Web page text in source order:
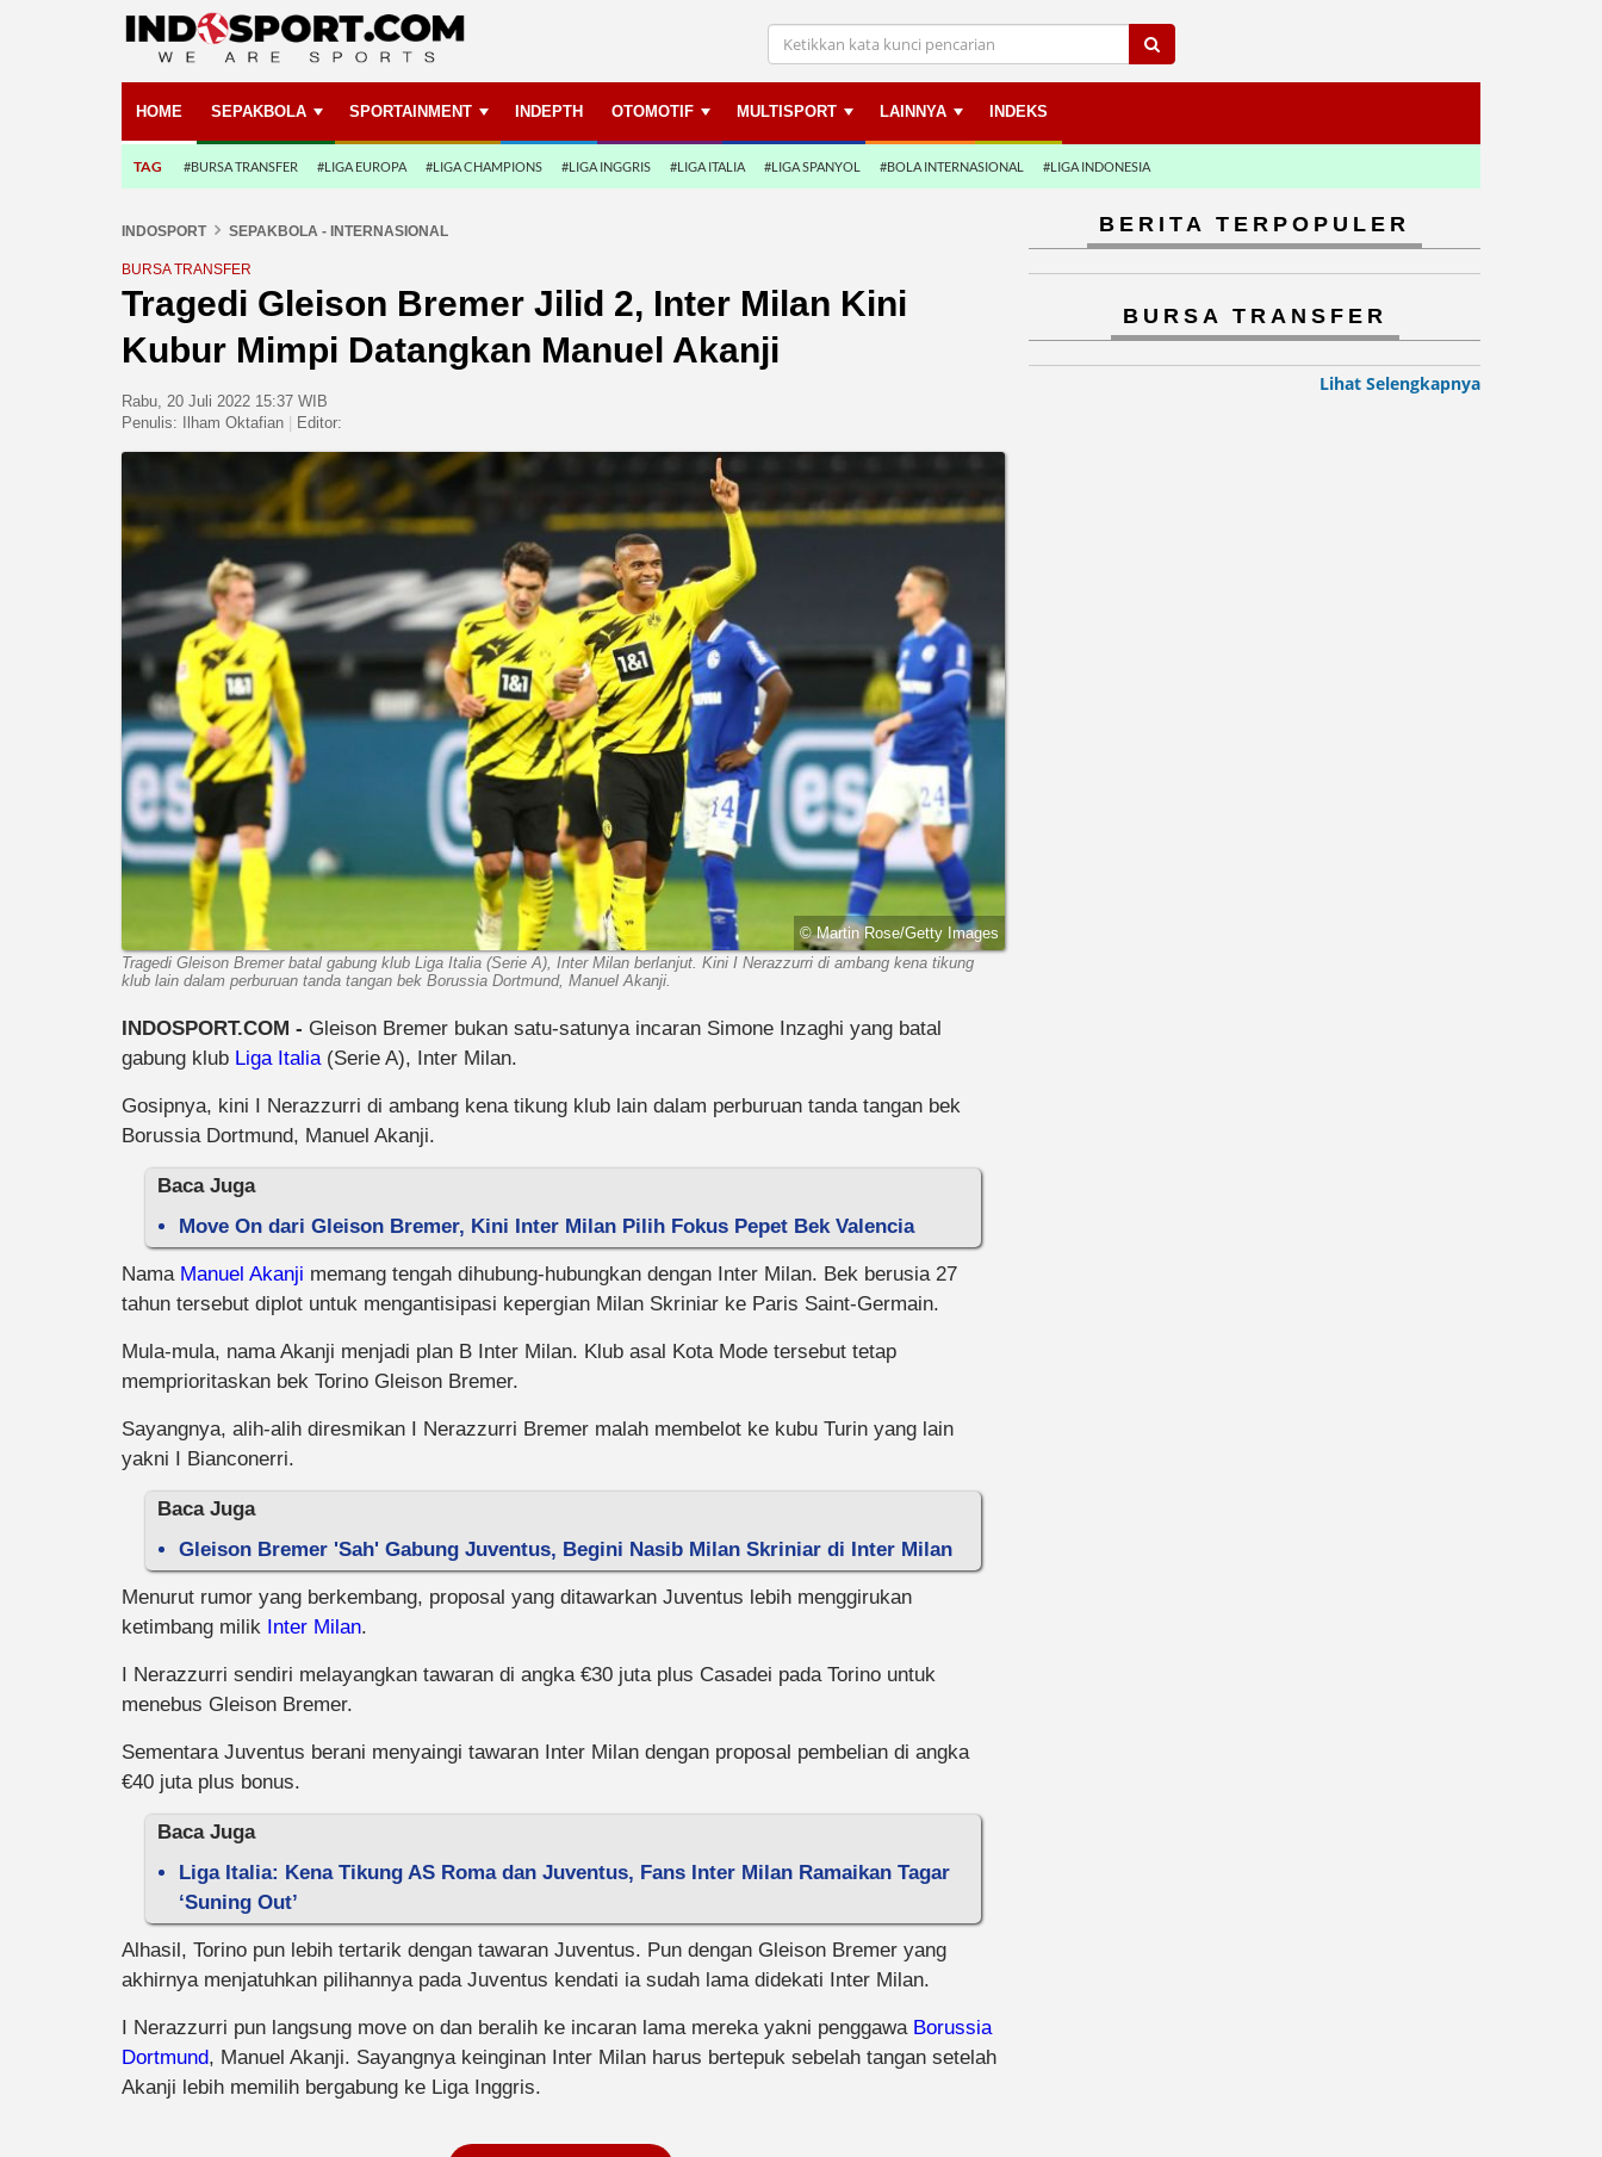
HOME SEPAKBOLA SPORTAINMENT INDEPTH OTOMOTIF MULTISPORT LAINNYA INDEKS
TAG #BURSA TRANSFER #LIGA EUROPA #LIGA CHAMPIONS #LIGA INGGRIS #LIGA ITALIA #LIGA SPANYOL #BOLA INTERNASIONAL #LIGA INDONESIA
INDOSPORT SEPAKBOLA - INTERNASIONAL
BURSA TRANSFER
Tragedi Gleison Bremer Jilid 2, Inter Milan Kini
Kubur Mimpi Datangkan Manuel Akanji
Rabu, 20 Juli 2022 15:37 WIB
Penulis:
Ilham Oktafian Editor:
© Martin Rose/Getty Images
Tragedi Gleison Bremer batal gabung klub Liga Italia (Serie A), Inter Milan berlanjut. Kini I Nerazzurri di ambang kena tikung
klub lain dalam perburuan tanda tangan bek Borussia Dortmund, Manuel Akanji.
INDOSPORT.COM - Gleison Bremer bukan satu-satunya incaran Simone Inzaghi yang batal
gabung klub Liga Italia(Serie A), Inter Milan.
Gosipnya, kini I Nerazzurri di ambang kena tikung klub lain dalam perburuan tanda tangan bek
Borussia Dortmund, Manuel Akanji.
Baca Juga
Move On dari Gleison Bremer, Kini Inter Milan Pilih Fokus Pepet Bek Valencia
Nama Manuel Akanji memang tengah dihubung-hubungkan dengan Inter Milan. Bek berusia 27
tahun tersebut diplot untuk mengantisipasi kepergian Milan Skriniar ke Paris Saint-Germain.
Mula-mula, nama Akanji menjadi plan B Inter Milan. Klub asal Kota Mode tersebut tetap
memprioritaskan bek Torino Gleison Bremer.
Sayangnya, alih-alih diresmikan I Nerazzurri Bremer malah membelot ke kubu Turin yang lain
yakni I Bianconerri.
Baca Juga
Gleison Bremer 'Sah' Gabung Juventus, Begini Nasib Milan Skriniar di Inter Milan
Menurut rumor yang berkembang, proposal yang ditawarkan Juventus lebih menggirukan
ketimbang milik Inter Milan.
I Nerazzurri sendiri melayangkan tawaran di angka €30 juta plus Casadei pada Torino untuk
menebus Gleison Bremer.
Sementara Juventus berani menyaingi tawaran Inter Milan dengan proposal pembelian di angka
€40 juta plus bonus.
Baca Juga
Liga Italia: Kena Tikung AS Roma dan Juventus, Fans Inter Milan Ramaikan Tagar
‘Suning Out’
Alhasil, Torino pun lebih tertarik dengan tawaran Juventus. Pun dengan Gleison Bremer yang
akhirnya menjatuhkan pilihannya pada Juventus kendati ia sudah lama didekati Inter Milan.
I Nerazzurri pun langsung move on dan beralih ke incaran lama mereka yakni penggawa Borussia
Dortmund, Manuel Akanji. Sayangnya keinginan Inter Milan harus bertepuk sebelah tangan setelah
Akanji lebih memilih bergabung ke Liga Inggris.
BERITA TERPOPULER
BURSA TRANSFER
Lihat Selengkapnya